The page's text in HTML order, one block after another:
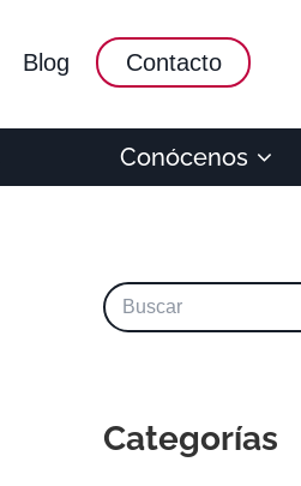
Blog Contacto
Conócenos
Categorías